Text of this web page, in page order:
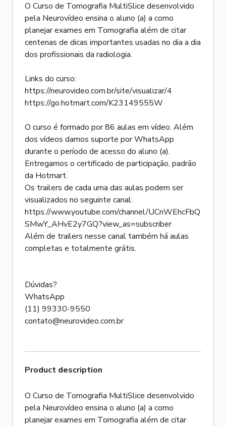
O Curso de Tomografia MultiSlice desenvolvido
pela Neurovídeo ensina o aluno (a) a como
planejar exames em Tomografia além de citar
centenas de dicas importantes usadas no dia a dia
dos profissionais da radiologia.
Links do curso:
https://neurovideo.com.br/site/visualizar/4
https://go.hotmart.com/K23149555W
O curso é formado por 86 aulas em vídeo. Além
dos vídeos damos suporte por WhatsApp
durante o período de acesso do aluno (a).
Entregamos o certificado de participação, padrão
da Hotmart.
Os trailers de cada uma das aulas podem ser
visualizados no seguinte canal:
https://www.youtube.com/channel/UCnWEhcFbQ
SMwY_AHvE2y7GQ?view_as=subscriber
Além de trailers nesse canal também há aulas
completas e totalmente grátis.
Dúvidas?
WhatsApp
(11) 99330-9550
Product description
O Curso de Tomografia MultiSlice desenvolvido
pela Neurovídeo ensina o aluno (a) a como
planejar exames em Tomografia além de citar